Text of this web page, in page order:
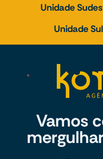
Unidade
Unidade
Vamos